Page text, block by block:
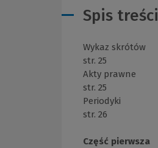
Spis treści
Wykaz skrótów
str. 25
Akty prawne
str. 25
Periodyki
str. 26
Część pierwsza